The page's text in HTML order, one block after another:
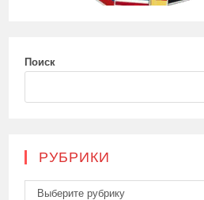
Поиск
РУБРИКИ
Рубрики
Выберите рубрику